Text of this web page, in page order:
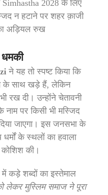
2028 के लिए
न हटाने पर शहर क़ाजी
अड़ियल रुख
ने यह तो स्पष्ट किया कि
के साथ खड़े हैं, लेकिन
रख दी। उन्होंने चेतावनी
पर किसी भी मस्जिद
जाएगा। इस जनसभा के
के स्थलों का हवाला
की।
कड़े शब्दों का इस्तेमाल
लेकर मुस्लिम समाज ने पूरा